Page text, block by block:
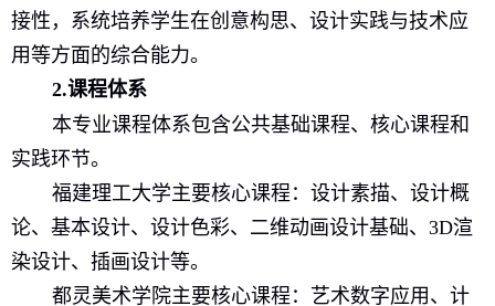
接性，系统培养学生在创意构思、设计实践与技术应
用等方面的综合能力。
2.课程体系
本专业课程体系包含公共基础课程、核心课程和
实践环节。
福建理工大学主要核心课程：设计素描、设计概
论、基本设计、设计色彩、二维动画设计基础、 3D渲
染设计、插画设计等。
都灵美术学院主要核心课程：艺术数字应用、计